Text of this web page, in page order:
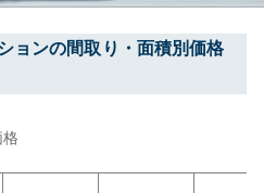
ョンの間取り・面積別価格